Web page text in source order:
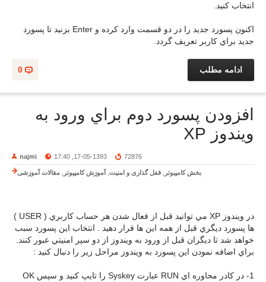
انتخاب کنيد.
اکنون پسورد جديد را در دو قسمت وارد کرده و Enter بزنيد تا پسورد
جديد براي کاربر تعريف گردد.
0 ادامه مطلب
افزودن پسورد دوم براي ورود به
ويندوز XP
najmi 17-05-1393, 17:40 72876
بخش کامپیوتر قفل گذاری و امنیت آموزش کامپیوتر مقالات آموزشی
در ويندوز XP مي توانيد قبل از فعال شدن هر حساب کاربري ( USER )
ها پسورد ديگري قبل از همه اين ها قرار دهيد . انتخاب اين پسورد سبب
خواهد شد تا ديگران قبل از ورود به ويندوز از دو سپر امنيتي عبور کنند.
براي اضافه نمودن اين پسورد به ويندوز مراحل زير را دنبال کنيد :
1- در کادر محاوره اي RUN عبارت Syskey را تايپ کنيد و سپس OK